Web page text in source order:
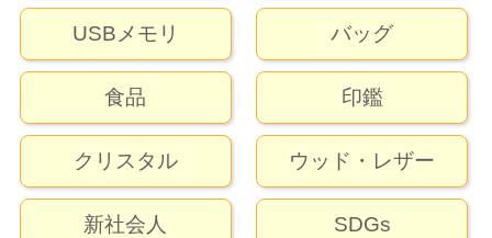
USBメモリ
食品
クリスタル
新社会人
バッグ
印鑑
ウッド・レザー
SDGs